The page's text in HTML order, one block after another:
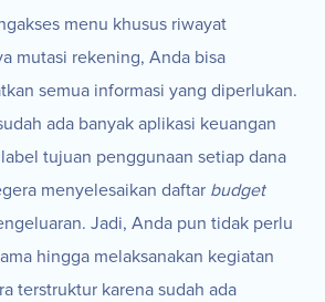
menu khusus riwayat
mutasi rekening, Anda bisa
semua informasi yang diperlukan.
ada banyak aplikasi keuangan
tujuan penggunaan setiap dana
menyelesaikan daftar budget
Jadi, Anda pun tidak perlu
hingga melaksanakan kegiatan
terstruktur karena sudah ada